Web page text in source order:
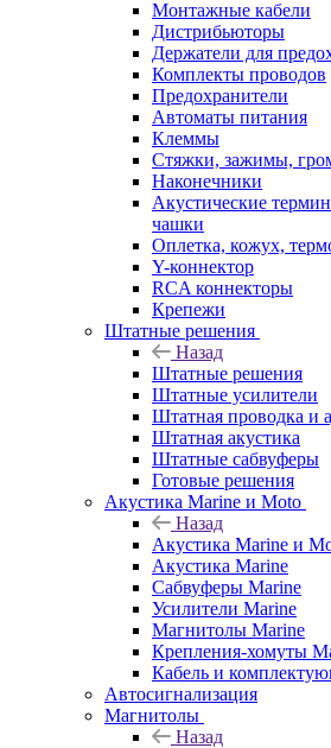
Монтажные кабели
Дистрибьюторы
Держатели для
Комплекты проводов
Предохранители
Автоматы питания
Клеммы
Стяжки, зажимы,
Наконечники
Акустические
чашки
Оплетка, кожух,
Y-коннектор
RCA коннекторы
Крепежи
Штатные решения
Назад
Штатные решения
Штатные усилители
Штатная проводка и
Штатная акустика
Штатные сабвуферы
Готовые решения
Акустика Marine и Moto
Назад
Акустика Marine и
Акустика Marine
Сабвуферы Marine
Усилители Marine
Магнитолы Marine
Крепления-хомуты
Кабель и
Автосигнализация
Магнитолы
Назад